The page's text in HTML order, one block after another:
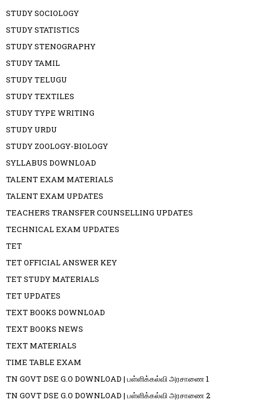
STUDY SOCIOLOGY
STUDY STATISTICS
STUDY STENOGRAPHY
STUDY TAMIL
STUDY TELUGU
STUDY TEXTILES
STUDY TYPE WRITING
STUDY URDU
STUDY ZOOLOGY-BIOLOGY
SYLLABUS DOWNLOAD
TALENT EXAM MATERIALS
TALENT EXAM UPDATES
TEACHERS TRANSFER COUNSELLING UPDATES
TECHNICAL EXAM UPDATES
TET
TET OFFICIAL ANSWER KEY
TET STUDY MATERIALS
TET UPDATES
TEXT BOOKS DOWNLOAD
TEXT BOOKS NEWS
TEXT MATERIALS
TIME TABLE EXAM
TN GOVT DSE G.O DOWNLOAD | பள்ளிக்கல்வி அரசாணை 1
TN GOVT DSE G.O DOWNLOAD | பள்ளிக்கல்வி அரசாணை 2